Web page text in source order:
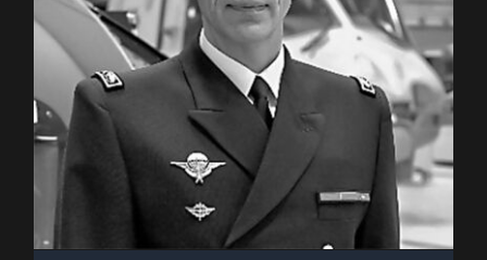
Nicolas FRAGER • AIA Cuers
Pierrefeu : Intervenant au Forum
2MF (2023)